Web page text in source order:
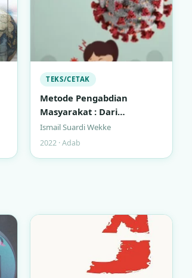
TEKS/CETAK
Metode Pengabdian
Masyarakat : Dari
Rancangan ke Publikasi
Ismail Suardi Wekke
2022 · Adab